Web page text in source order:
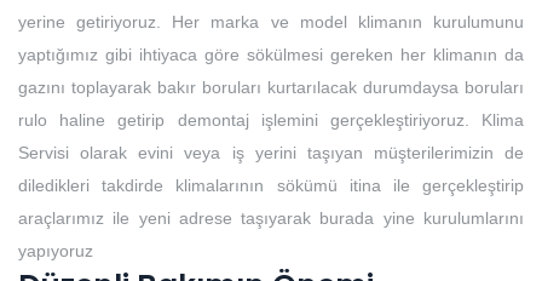
yerine getiriyoruz. Her marka ve model klimanın kurulumunu
yaptığımız gibi ihtiyaca göre sökülmesi gereken her klimanın da
gazını toplayarak bakır boruları kurtarılacak durumdaysa boruları
rulo haline getirip demontaj işlemini gerçekleştiriyoruz. Klima
Servisi olarak evini veya iş yerini taşıyan müşterilerimizin de
diledikleri takdirde klimalarının sökümü itina ile gerçekleştirip
araçlarımız ile yeni adrese taşıyarak burada yine kurulumlarını
yapıyoruz